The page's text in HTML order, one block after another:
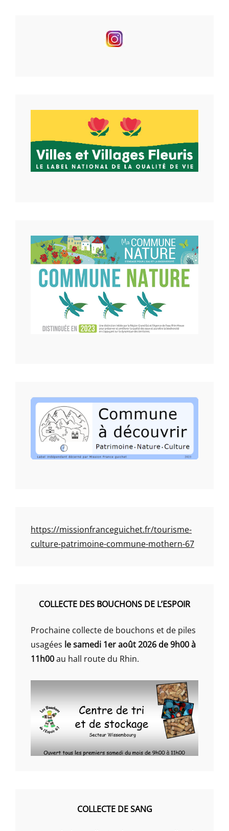
https://missionfranceguichet.fr/tourisme-
culture-patrimoine-commune-mothern-67
COLLECTE DES BOUCHONS DE L’ESPOIR
Prochaine collecte de bouchons et de piles
usagées le samedi 1er août 2026 de 9h00 à
11h00au hall route du Rhin.
COLLECTE DE SANG